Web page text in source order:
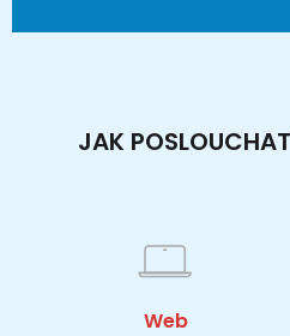
JAK
Web